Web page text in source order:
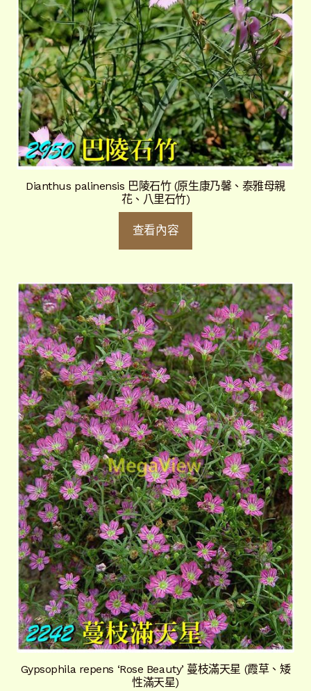
Dianthus palinensis 巴陵石竹 (原生康乃馨、泰雅母親
花、八里石竹)
查看內容
Gypsophila repens ‘Rose Beauty’ 蔓枝滿天星 (霞草、矮
性滿天星)